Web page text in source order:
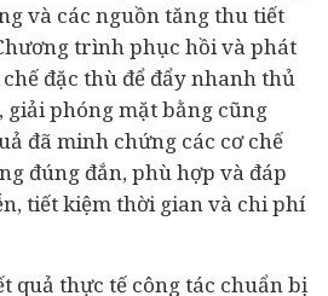
và các nguồn tăng thu tiết
trình phục hồi và phát
chế đặc thù để đẩy nhanh thủ
giải phóng mặt bằng cũng
đã minh chứng các cơ chế
đúng đắn, phù hợp và đáp
tiết kiệm thời gian và chi phí
quả thực tế công tác chuẩn bị